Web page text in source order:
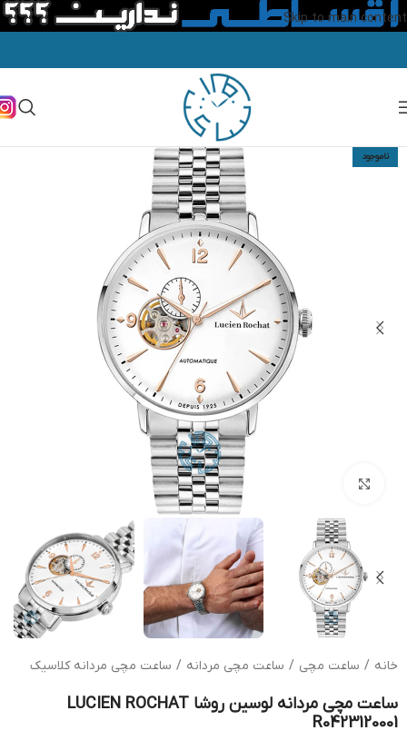
Skip to main content
ناموجود
خانه / ساعت مچی / ساعت مچی مردانه / ساعت مچی مردانه کلاسیک
ساعت مچی مردانه لوسین روشا LUCIEN ROCHAT
R0423120001